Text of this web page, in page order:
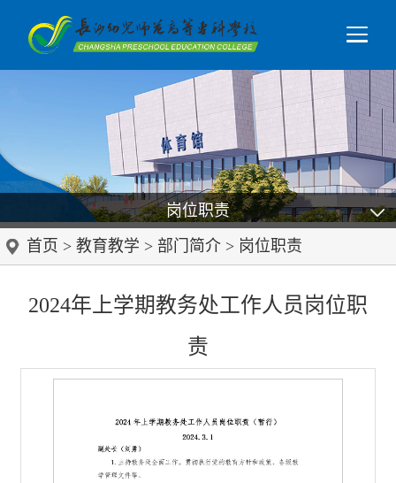
岗位职责
首页 > 教育教学 > 部门简介 > 岗位职责
2024年上学期教务处工作人员岗位职
责